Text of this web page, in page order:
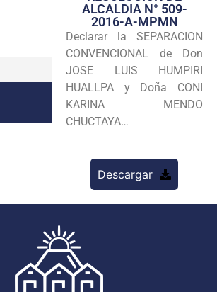
Seguridad
Programas
Intranet
ALCALDIA N° 509-
2016-A-MPMN
Declarar la SEPARACION
CONVENCIONAL de Don
JOSE LUIS HUMPIRI
HUALLPA y Doña CONI
KARINA MENDO
CHUCTAYA…
Descargar